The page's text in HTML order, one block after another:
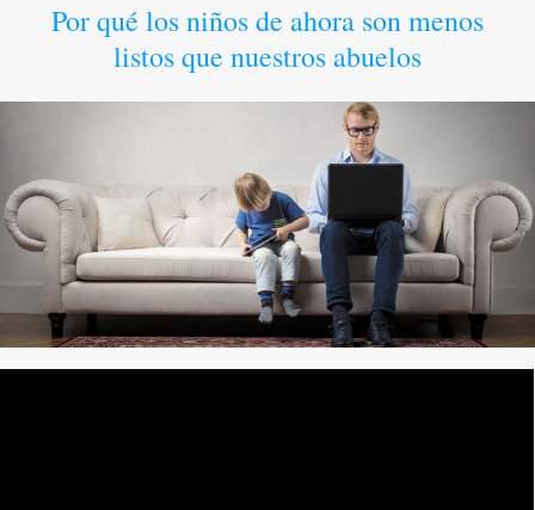
Por qué los niños de ahora son menos
listos que nuestros abuelos